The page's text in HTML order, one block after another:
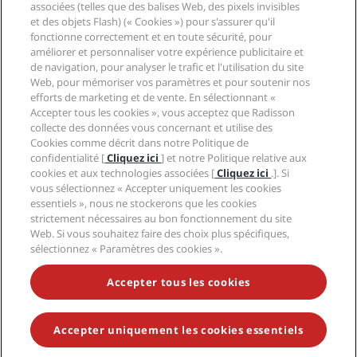
Application Radisson Hotels
Hôtels adaptés aux sportifs
Hôtels adaptés aux Familles
Santé et sécurité
Radisson Hotel Group
Médias
Carrières RHG
Carrières PPHE
Carrières EHL
The Club by RHG
Opportunités de développement
Entreprise responsable
Approvisionnement
Légal
Centre de confidentialité
Mentions légales
Conditions générales Radisson Rewards
Contrat d’utilisation du site
Accessibilité numérique
Déclaration sur l’esclavage moderne
Aide
Avis aux consommateurs
Contact
FAQ
Plan du site
Médias sociaux
Marques Radisson Hotels
NE MANQUEZ AUCUNE DE NOS OFFRES LES PLUS
POPULAIRES
© 2026 Radisson Hotel Group.Tous droits réservés. RHG Radisson
Hotel Group, Radisson, Radisson RED, Radisson Blu, Radisson Collection,
associées (telles que des balises Web, des pixels invisibles
et des objets Flash) (« Cookies ») pour s'assurer qu'il
fonctionne correctement et en toute sécurité, pour
améliorer et personnaliser votre expérience publicitaire et
de navigation, pour analyser le trafic et l'utilisation du site
Web, pour mémoriser vos paramètres et pour soutenir nos
efforts de marketing et de vente. En sélectionnant «
Accepter tous les cookies », vous acceptez que Radisson
collecte des données vous concernant et utilise des
Cookies comme décrit dans notre Politique de
confidentialité [Cliquez ici] et notre Politique relative aux
cookies et aux technologies associées [Cliquez ici .]. Si
vous sélectionnez « Accepter uniquement les cookies
essentiels », nous ne stockerons que les cookies
strictement nécessaires au bon fonctionnement du site
Web. Si vous souhaitez faire des choix plus spécifiques,
sélectionnez « Paramètres des cookies ».
Accepter tous les cookies
Accepter uniquement les cookies essentiels